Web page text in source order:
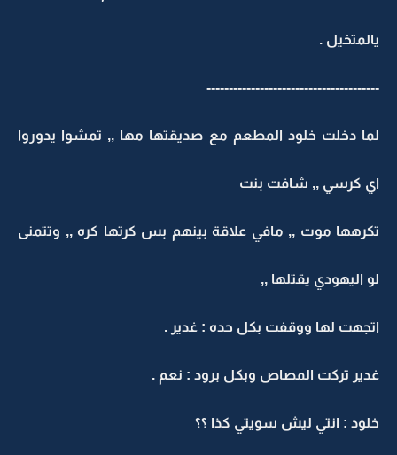
يالمتخيل .
---------------------------------------
لما دخلت خلود المطعم مع صديقتها مها ,, تمشوا يدوروا
اي كرسي ,, شافت بنت
تكرهها موت ,, مافي علاقة بينهم بس كرتها كره ,, وتتمنى
لو اليهودي يقتلها ,,
اتجهت لها ووقفت بكل حده : غدير .
غدير تركت المصاص وبكل برود : نعم .
خلود : انتي ليش سويتي كذا ؟؟